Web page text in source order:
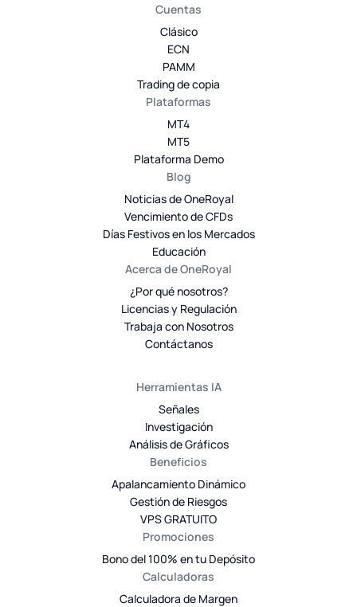
Cuentas
Clásico
ECN
PAMM
Trading de copia
Plataformas
MT4
MT5
Plataforma Demo
Blog
Noticias de OneRoyal
Vencimiento de CFDs
Días Festivos en los Mercados
Educación
Acerca de OneRoyal
¿Por qué nosotros?
Licencias y Regulación
Trabaja con Nosotros
Contáctanos
Herramientas IA
Señales
Investigación
Análisis de Gráficos
Beneficios
Apalancamiento Dinámico
Gestión de Riesgos
VPS GRATUITO
Promociones
Bono del 100% en tu Depósito
Calculadoras
Calculadora de Margen